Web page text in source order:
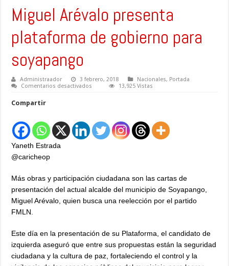
Miguel Arévalo presenta
plataforma de gobierno para
soyapango
Administraador 3 febrero, 2018 Nacionales, Portada
Comentarios desactivados
gobierno
para
soyapango
13,925 Vistas
Compartir
Yaneth Estrada
@caricheop
Más obras y participación ciudadana son las cartas de
presentación del actual alcalde del municipio de Soyapango,
Miguel Arévalo, quien busca una reelección por el partido
FMLN.
Este día en la presentación de su Plataforma, el candidato de
izquierda aseguró que entre sus propuestas están la seguridad
ciudadana y la cultura de paz, fortaleciendo el control y la